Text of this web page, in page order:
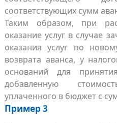
соответствующих сумм
Таким образом, при
оказание услуг в случае
оказания услуг по
возврата аванса, у
оснований для
добавленную
уплаченного в бюджет с
Пример 3